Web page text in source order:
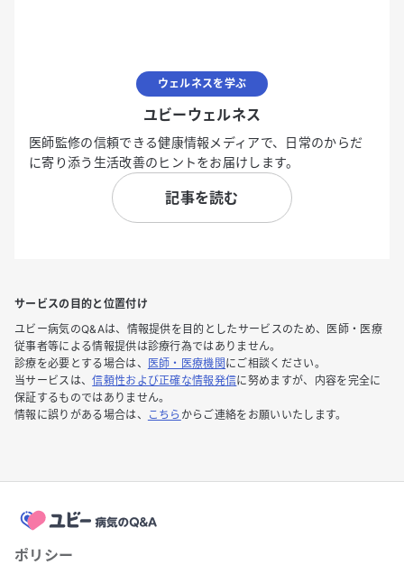
ウェルネスを学ぶ
ユビーウェルネス
医師監修の信頼できる健康情報メディアで、日常のからだ
に寄り添う生活改善のヒントをお届けします。
記事を読む
サービスの目的と位置付け
ユビー病気のQ&Aは、情報提供を目的としたサービスのため、医師・医療
従事者等による情報提供は診療行為ではありません。
診療を必要とする場合は、
医師・医療機関 にご相談ください。
当サービスは、信頼性および正確な情報発信に努めますが、内容を完全に
保証するものではありません。
情報に誤りがある場合は、
こちら からご連絡をお願いいたします。
ポリシー